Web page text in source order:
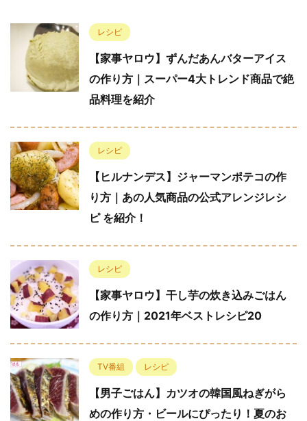
レシピ
【家事ヤロウ】ずんだあんバターアイス
の作り方｜スーパー4大トレンド商品で絶
品料理を紹介
レシピ
【ヒルナンデス】ジャーマンポテコの作
り方｜あの人気商品の公式アレンジレシ
ピ を紹介！
レシピ
【家事ヤロウ】干し芋の炊き込みごはん
の作り方｜2021年ベストレシピ20
TV番組 レシピ
【男子ごはん】カツオの韓国風ねぎがら
めの作り方・ビールにぴったり！夏のお